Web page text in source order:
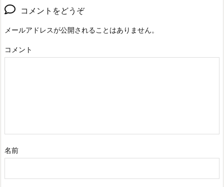
コメントをどうぞ
メールアドレスが公開されることはありません。
コメント
名前